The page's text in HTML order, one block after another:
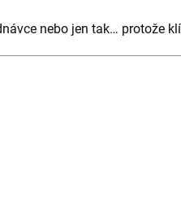
nebo jen tak… protože